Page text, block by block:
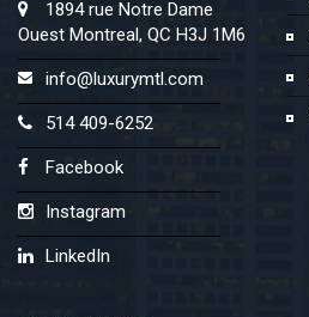
1894 rue Notre Dame
Ouest Montreal, QC H3J 1M6
info@luxurymtl.com
514 409-6252
Facebook
Instagram
LinkedIn